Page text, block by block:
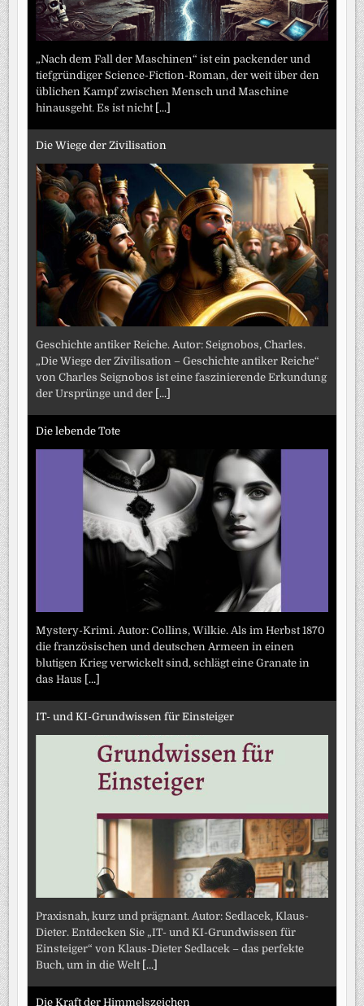
„Nach dem Fall der Maschinen“ ist ein packender und
tiefgründiger Science-Fiction-Roman, der weit über den
üblichen Kampf zwischen Mensch und Maschine
hinausgeht. Es ist nicht [...]
Die Wiege der Zivilisation
Geschichte antiker Reiche. Autor: Seignobos, Charles.
„Die Wiege der Zivilisation – Geschichte antiker Reiche“
von Charles Seignobos ist eine faszinierende Erkundung
der Ursprünge und der [...]
Die lebende Tote
Mystery-Krimi. Autor: Collins, Wilkie. Als im Herbst 1870
die französischen und deutschen Armeen in einen
blutigen Krieg verwickelt sind, schlägt eine Granate in
das Haus
[...]
IT- und KI-Grundwissen für Einsteiger
Praxisnah, kurz und prägnant. Autor: Sedlacek, Klaus-
Dieter. Entdecken Sie „IT- und KI-Grundwissen für
Einsteiger“ von Klaus-Dieter Sedlacek – das perfekte
Buch, um in die Welt [...]
Die Kraft der Himmelszeichen